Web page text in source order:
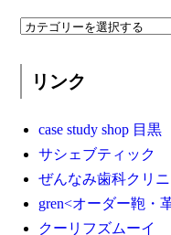
リンク
case study shop 目黒
サシェブティック
ぜんなみ歯科クリ
gren<オーダー鞄・
クーリフズムーイ